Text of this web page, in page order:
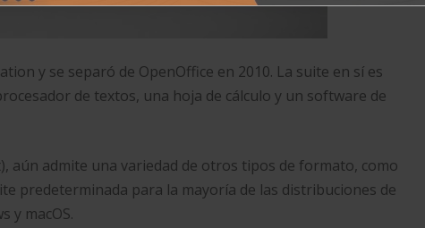
y se separó de OpenOffice en 2010. La suite en sí es
de textos, una hoja de cálculo y un software de
aún admite una variedad de otros tipos de formato, como
predeterminada para la mayoría de las distribuciones de
y macOS.